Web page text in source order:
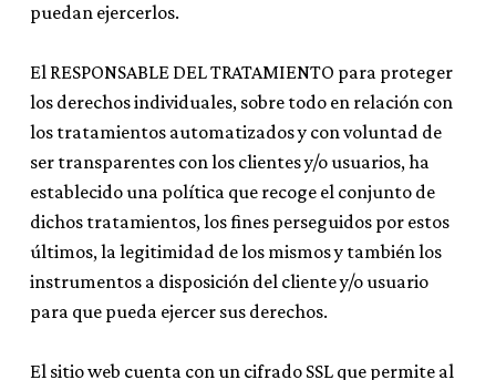
puedan ejercerlos.
El RESPONSABLE DEL TRATAMIENTO para proteger
los derechos individuales, sobre todo en relación con
los tratamientos automatizados y con voluntad de
ser transparentes con los clientes y/o usuarios, ha
establecido una política que recoge el conjunto de
dichos tratamientos, los fines perseguidos por estos
últimos, la legitimidad de los mismos y también los
instrumentos a disposición del cliente y/o usuario
para que pueda ejercer sus derechos.
El sitio web cuenta con un cifrado SSL que permite al